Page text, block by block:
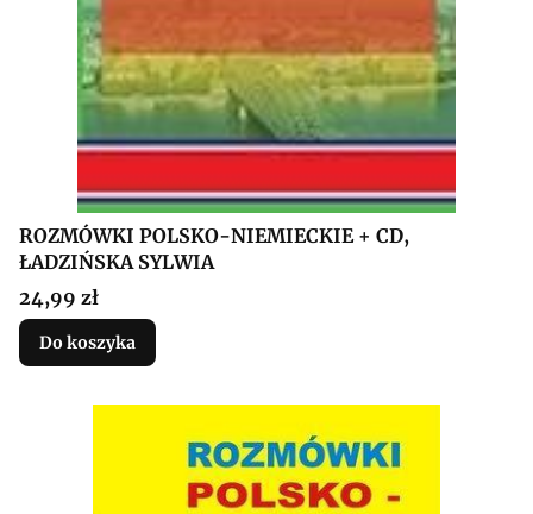
ROZMÓWKI POLSKO-NIEMIECKIE + CD,
ŁADZIŃSKA SYLWIA
Cena
24,99 zł
Do koszyka